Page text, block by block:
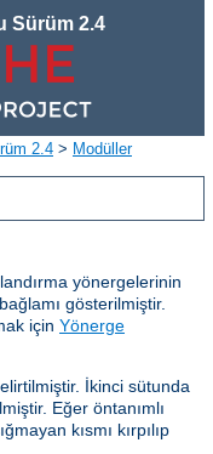
Sürüm 2.4
2.4 > Modüller
yönergelerinin
gösterilmiştir.
için Yönerge
İkinci sütunda
Eğer öntanımlı
kısmı kırpılıp